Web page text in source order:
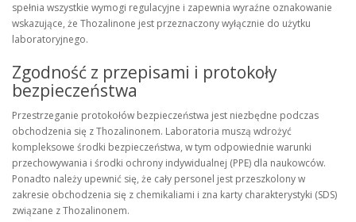
spełnia wszystkie wymogi regulacyjne i zapewnia wyraźne oznakowanie
wskazujące, że Thozalinone jest przeznaczony wyłącznie do użytku
laboratoryjnego.
Zgodność z przepisami i protokoły
bezpieczeństwa
Przestrzeganie protokołów bezpieczeństwa jest niezbędne podczas
obchodzenia się z Thozalinonem. Laboratoria muszą wdrożyć
kompleksowe środki bezpieczeństwa, w tym odpowiednie warunki
przechowywania i środki ochrony indywidualnej (PPE) dla naukowców.
Ponadto należy upewnić się, że cały personel jest przeszkolony w
zakresie obchodzenia się z chemikaliami i zna karty charakterystyki (SDS)
związane z Thozalinonem.